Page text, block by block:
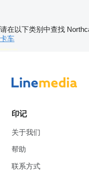
请在以下类别中查找
卡车
disallow-in-dsa
印记
关于我们
帮助
联系方式